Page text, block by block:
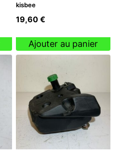
kisbee
19,60 €
Ajouter au panier